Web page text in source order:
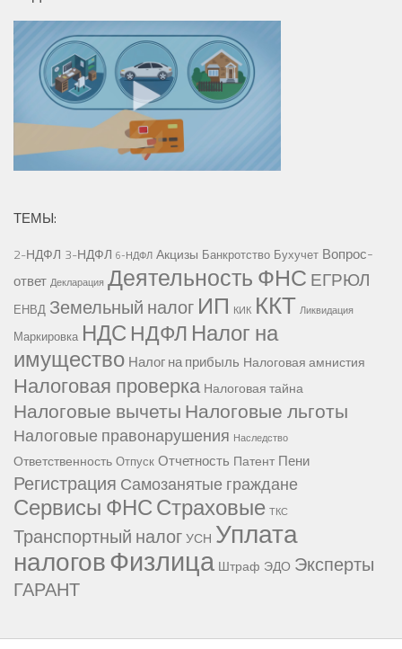
ТЕМЫ:
2-НДФЛ 3-НДФЛ 6-НДФЛ Акцизы Банкротство Бухучет Вопрос-
ответ Декларация Деятельность ФНС ЕГРЮЛ
ЕНВД Земельный налог ИП КИК ККТ Ликвидация
Маркировка НДС НДФЛ Налог на
имущество Налог на прибыль Налоговая амнистия
Налоговая проверка Налоговая тайна
Налоговые вычетыНалоговые льготы
Налоговые правонарушения Наследство
Ответственность Отпуск Отчетность Патент Пени
Регистрация Самозанятые граждане
Сервисы ФНССтраховые ТКС
Транспортный налогУСН Уплата
налоговФизлица Штраф ЭДО Эксперты
ГАРАНТ